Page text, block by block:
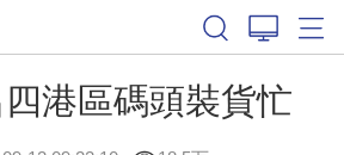
港區碼頭裝貨忙